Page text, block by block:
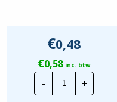
€0,48
€0,58inc. btw
-
Stuurstroom
FLEX
|
+